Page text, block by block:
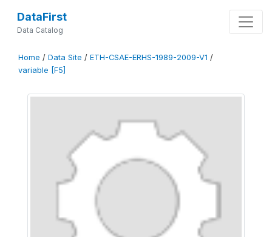
DataFirst
Data Catalog
Home / Data Site / ETH-CSAE-ERHS-1989-2009-V1 /
variable [F5]